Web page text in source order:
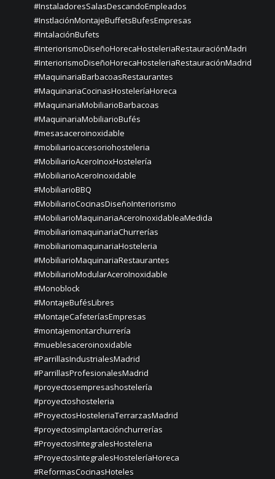
#InstaladoresSalasDescandoEmpleados
#InstlaciónMontajeBuffetsBufesEmpresas
#IntalaciónBufets
#InteriorismoDiseñoHorecaHosteleriaRestauraciónMadri
#InteriorismoDiseñoHorecaHosteleriaRestauraciónMadrid
#MaquinariaBarbacoasRestaurantes
#MaquinariaCocinasHosteleríaHoreca
#MaquinariaMobiliarioBarbacoas
#MaquinariaMobiliarioBufés
#mesasaceroinoxidable
#mobiliarioaccesoriohosteleria
#MobiliarioAceroInoxHostelería
#MobiliarioAceroInoxidable
#MobiliarioBBQ
#MobiliarioCocinasDiseñoInteriorismo
#MobiliarioMaquinariaAceroInoxidableaMedida
#mobiliariomaquinariaChurrerías
#mobiliariomaquinariaHosteleria
#MobiliarioMaquinariaRestaurantes
#MobiliarioModularAceroInoxidable
#Monoblock
#MontajeBufésLibres
#MontajeCafeteríasEmpresas
#montajemontarchurrería
#mueblesaceroinoxidable
#ParrillasIndustrialesMadrid
#ParrillasProfesionalesMadrid
#proyectosempresashostelería
#proyectoshosteleria
#ProyectosHosteleriaTerrarzasMadrid
#proyectosimplantaciónchurrerías
#ProyectosIntegralesHosteleria
#ProyectosIntegralesHosteleríaHoreca
#ReformasCocinasHoteles